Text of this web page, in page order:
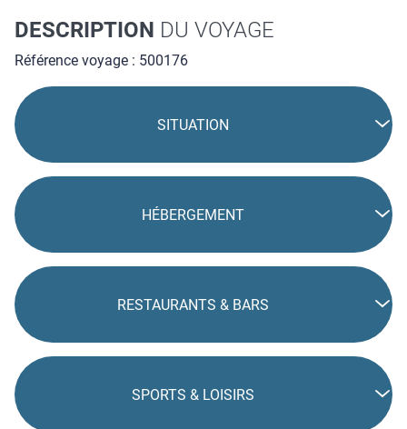
DESCRIPTION DU VOYAGE
Référence voyage : 500176
SITUATION
HÉBERGEMENT
RESTAURANTS & BARS
SPORTS & LOISIRS